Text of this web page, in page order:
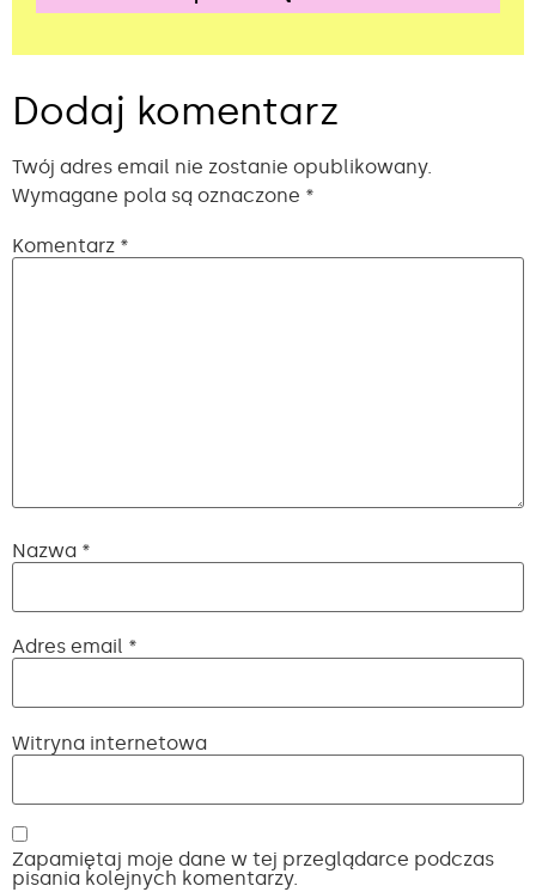
Dodaj komentarz
Twój adres email nie zostanie opublikowany.
Wymagane pola są oznaczone *
Komentarz *
Nazwa *
Adres email *
Witryna internetowa
Zapamiętaj moje dane w tej przeglądarce podczas
pisania kolejnych komentarzy.